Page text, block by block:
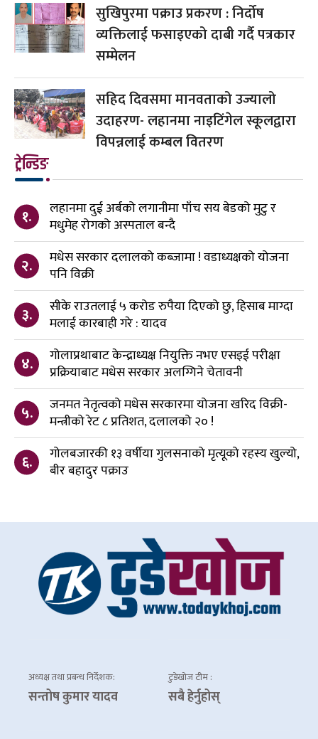
सुखिपुरमा पक्राउ प्रकरण : निर्दोष
व्यक्तिलाई फसाइएको दाबी गर्दै पत्रकार
सम्मेलन
सहिद दिवसमा मानवताको उज्यालो
उदाहरण- लहानमा नाइटिंगेल स्कूलद्वारा
विपन्नलाई कम्बल वितरण
ट्रेन्डिङ
१.
लहानमा दुई अर्बको लगानीमा पाँच सय बेडको मुटु र
मधुमेह रोगको अस्पताल बन्दै
२.
मधेस सरकार दलालको कब्जामा ! वडाध्यक्षको योजना
पनि विक्री
३.
सीके राउतलाई ५ करोड रुपैया दिएको छु, हिसाब माग्दा
मलाई कारबाही गरे : यादव
४.
गोलाप्रथाबाट केन्द्राध्यक्ष नियुक्ति नभए एसइई परीक्षा
प्रक्रियाबाट मधेस सरकार अलग्गिने चेतावनी
५.
जनमत नेतृत्वको मधेस सरकारमा योजना खरिद विक्री-
मन्त्रीको रेट ८ प्रतिशत, दलालको २० !
६.
गोलबजारकी १३ वर्षीया गुलसनाको मृत्यूको रहस्य खुल्यो,
बीर बहादुर पक्राउ
अध्यक्ष तथा प्रबन्ध निर्देशक:
सन्तोष कुमार यादव
टुडेखोज टीम :
सबै हेर्नुहोस्